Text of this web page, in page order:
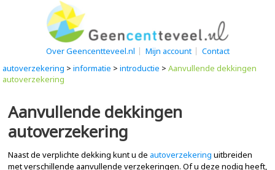
Over Geencentteveel.nl Mijn account
Contact
autoverzekering >informatie >introductie >Aanvullende dekkingen
autoverzekering
Aanvullende dekkingen
autoverzekering
Naast de verplichte dekking kunt u de autoverzekering uitbreiden
met verschillende aanvullende verzekeringen. Of u deze nodig heeft,